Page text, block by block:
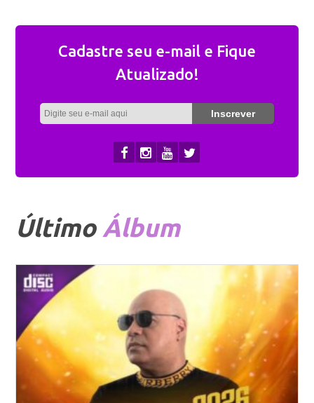
Cadastre seu e-mail e Fique
Atualizado!
Último Álbum